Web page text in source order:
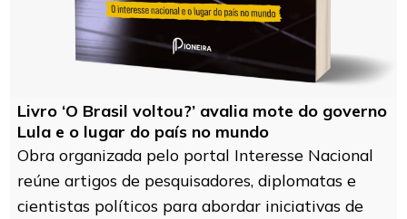
Livro ‘O Brasil voltou?’ avalia mote do governo
Lula e o lugar do país no mundo
Obra organizada pelo portal Interesse Nacional
reúne artigos de pesquisadores, diplomatas e
cientistas políticos para abordar iniciativas de